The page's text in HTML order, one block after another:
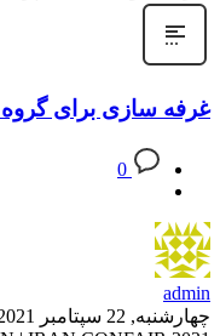
غرفه سازی برای گروه
0
admin
چهارشنبه, 22 سپتامبر 2021